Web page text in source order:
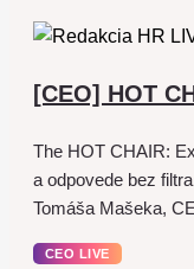
[CEO] HOT
The HOT CHAIR:
a odpovede bez
Tomáša Mašeka,
CEO LIVE